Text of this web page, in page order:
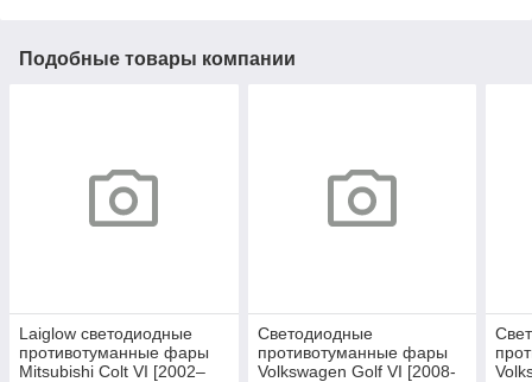
Подобные товары компании
Laiglow светодиодные
противотуманные фары
Mitsubishi Colt VI [2002–
Светодиодные
противотуманные фары
Volkswagen Golf VI [2008-